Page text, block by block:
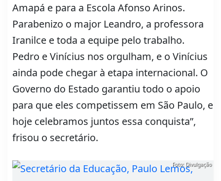
Amapá e para a Escola Afonso Arinos.
Parabenizo o major Leandro, a professora
Iranilce e toda a equipe pelo trabalho.
Pedro e Vinícius nos orgulham, e o Vinícius
ainda pode chegar à etapa internacional. O
Governo do Estado garantiu todo o apoio
para que eles competissem em São Paulo, e
hoje celebramos juntos essa conquista”,
frisou o secretário.
Foto: Divulgação